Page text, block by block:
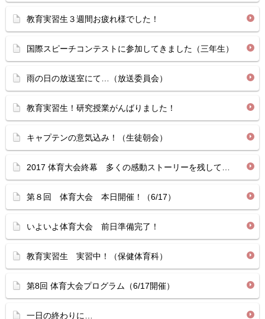
教育実習生３週間お疲れ様でした！
国際スピーチコンテストに参加してきました（三年生）
雨の日の放送室にて…（放送委員会）
教育実習生！研究授業がんばりました！
キャプテンの意気込み！（生徒朝会）
2017 体育大会終幕 多くの感動ストーリーを残して…
第８回 体育大会 本日開催！（6/17）
いよいよ体育大会 前日準備完了！
教育実習生 実習中！（保健体育科）
第8回 体育大会プログラム（6/17開催）
一日の終わりに…